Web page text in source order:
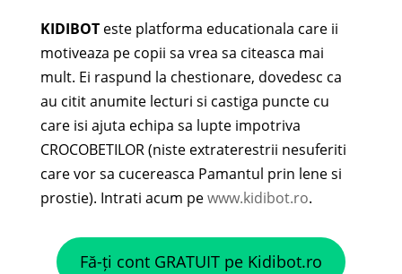
KIDIBOTeste platforma educationala care ii
motiveaza pe copii sa vrea sa citeasca mai
mult. Ei raspund la chestionare, dovedesc ca
au citit anumite lecturi si castiga puncte cu
care isi ajuta echipa sa lupte impotriva
CROCOBETILOR (niste extraterestrii nesuferiti
care vor sa cucereasca Pamantul prin lene si
prostie). Intrati acum pewww.kidibot.ro.
Fă-ți cont GRATUIT pe Kidibot.ro